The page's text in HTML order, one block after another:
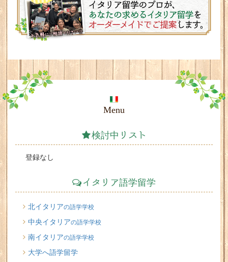
Menu
検討中リスト
登録なし
イタリア語学留学
北イタリアの語学学校
中央イタリアの語学学校
南イタリアの語学学校
大学へ語学留学